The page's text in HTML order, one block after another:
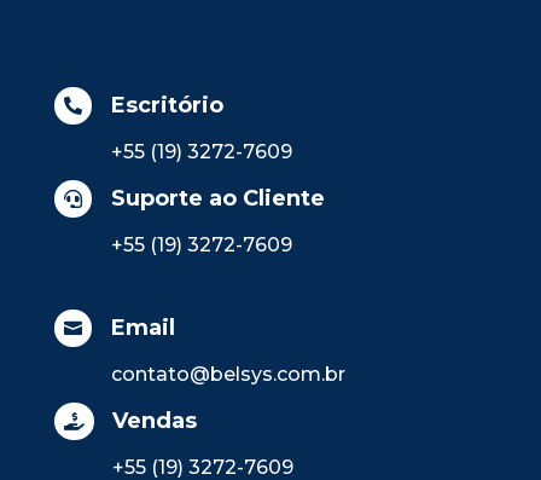
 Escritório
+55 (19) 3272-7609
 Suporte ao Cliente
+55 (19) 3272-7609
 Email
contato@belsys.com.br
 Vendas
+55 (19) 3272-7609